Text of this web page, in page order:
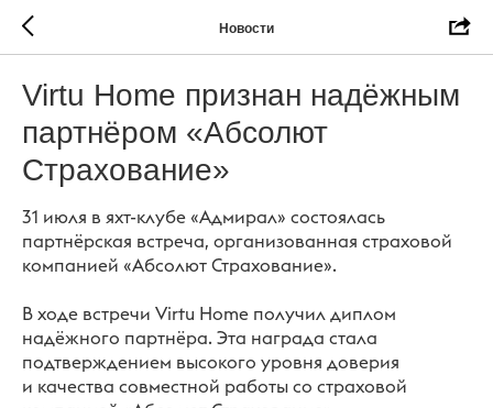
Новости
Virtu Home признан надёжным
партнёром «Абсолют
Страхование»
31 июля в яхт-клубе «Адмирал» состоялась
партнёрская встреча, организованная страховой
компанией «Абсолют Страхование».
В ходе встречи Virtu Home получил диплом
надёжного партнёра. Эта награда стала
подтверждением высокого уровня доверия
и качества совместной работы со страховой